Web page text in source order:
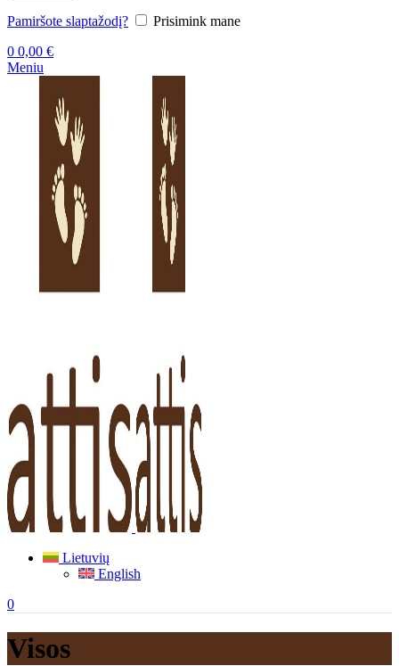
Pamiršote slaptažodį?
Prisimink mane
0 0,00 €
Meniu
Lietuvių
English
0
Visos